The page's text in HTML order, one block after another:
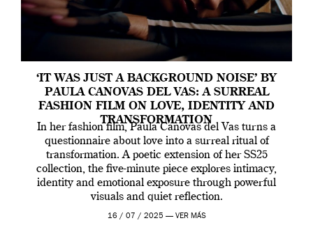
‘IT WAS JUST A BACKGROUND NOISE’ BY
PAULA CANOVAS DEL VAS: A SURREAL
FASHION FILM ON LOVE, IDENTITY AND
TRANSFORMATION
In her fashion film, Paula Canovas del Vas turns a
questionnaire about love into a surreal ritual of
transformation. A poetic extension of her SS25
collection, the five-minute piece explores intimacy,
identity and emotional exposure through powerful
visuals and quiet reflection.
16 / 07 / 2025 — VER MÁS